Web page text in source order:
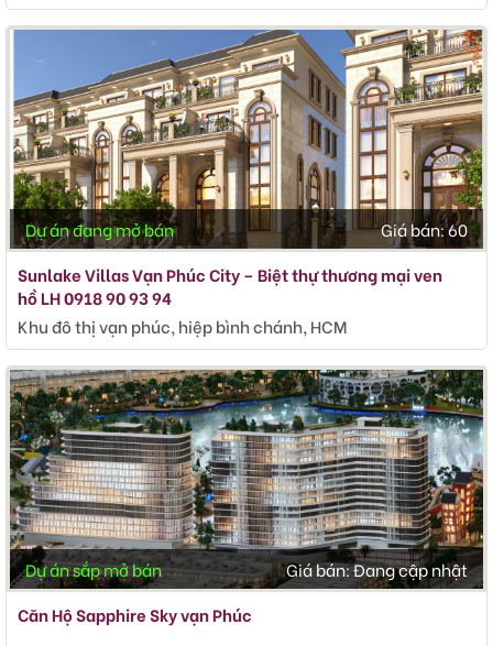
Dự án đang mở bán Giá bán:60
Sunlake Villas Vạn Phúc City – Biệt thự thương mại ven
hồ LH 0918 90 93 94
Khu đô thị vạn phúc, hiệp bình chánh, HCM
Dự án sắp mở bán Giá bán:Đang cập nhật
Căn Hộ Sapphire Sky vạn Phúc